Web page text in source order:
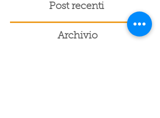
Post recenti
Archivio